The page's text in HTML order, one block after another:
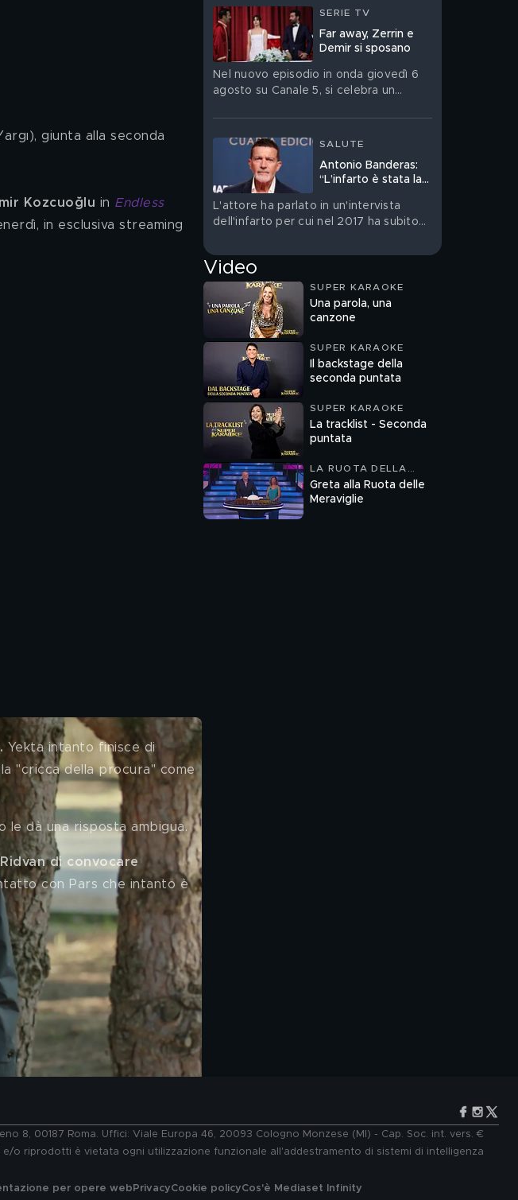
giunta alla seconda
Kozcuoğlu in Endless
in esclusiva streaming
Yekta intanto finisce di
"cricca della procura" come
le dà una risposta ambigua.
di convocare
con Pars che intanto è
SERIE TV
Far away, Zerrin e
Demir si sposano
Nel nuovo episodio in onda giovedì 6
agosto su Canale 5, si celebra un
SALUTE
Antonio Banderas:
“L’infarto è stata la
sia mai capitata nella
vita”
L'attore ha parlato in un'intervista
dell'infarto per cui nel 2017 ha subito
Video
SUPER KARAOKE
Una parola, una
canzone
SUPER KARAOKE
Il backstage della
seconda puntata
SUPER KARAOKE
La tracklist - Seconda
puntata
LA RUOTA DELLA
FORTUNA
Greta alla Ruota delle
Meraviglie
8, 00187 Roma. Uffici: Viale Europa 46, 20093 Cologno Monzese (MI) - Cap. Soc. int. vers. €
o riprodotti è vietata ogni utilizzazione funzionale all'addestramento di sistemi di intelligenza
per opere web PrivacyCookie policyCos'è Mediaset Infinity